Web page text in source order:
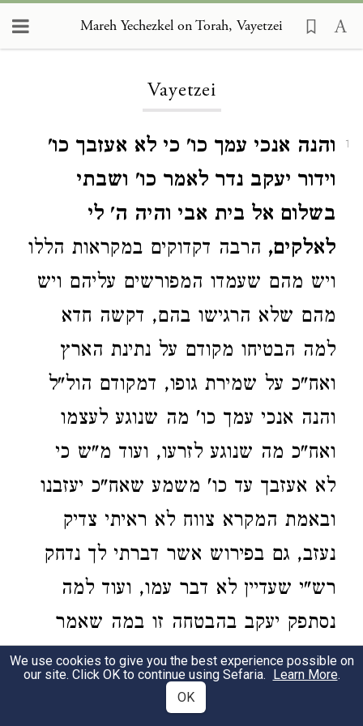
Mareh Yechezkel on Torah, Vayetzei
Vayetzei
1
והנה אנכי עמך כו' כי לא אעזבך כו'
וידור יעקב נדר לאמר כו' ושבתי
בשלום אל בית אבי והיה ה' לי
לאלקים, הרבה דקדוקים במקראות הללו
ויש מהם שעמדו המפורשים עליהם ויש
מהם שלא הרגישו בהם, דקשה חדא
למה הבטיחו מקודם על נתינת הארץ
ואח"כ על שמירת גופו, דמקודם הול"ל
והנה אנכי עמך כו' מה שנוגע לעצמו
ואח"כ מה שנוגע לזרעו, ועוד מ"ש כי
לא אעזבך עד כו' משמע שאח"כ יעזבנו
ובאמת המקרא צווח לא ראיתי צדיק
נעזב, גם בפירוש אשר דברתי לך נדחק
רש"י שעדיין לא דבר עמו, ועוד למה
נסתפק יעקב בהבטחה זו במה שאמר
אם יהיה אלקים עמדי כו', גם והיה ה' לי
לאלקים הוא מיותר, וגם קשה שהכתוב
We use cookies to give you the best experience possible on
our site. Click OK to continue using Sefaria. Learn More.
OK